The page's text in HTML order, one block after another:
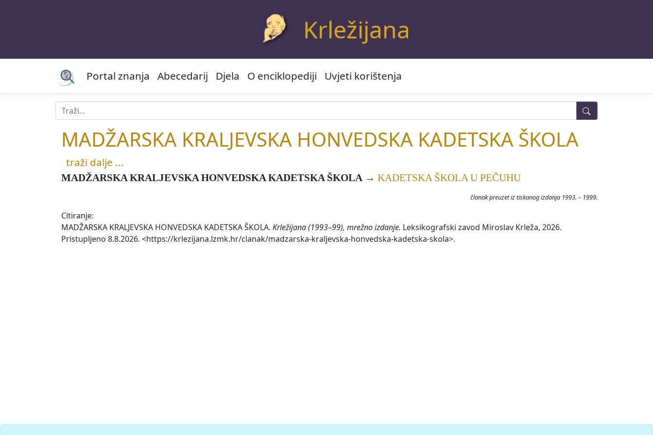
Krležijana
Portal znanja Abecedarij Djela O enciklopediji Uvjeti korištenja
MADŽARSKA KRALJEVSKA HONVEDSKA KADETSKA ŠKOLA
traži dalje ...
MADŽARSKA KRALJEVSKA HONVEDSKA KADETSKA ŠKOLA → KADETSKA ŠKOLA U PEČUHU
članak preuzet iz tiskanog izdanja 1993. – 1999.
Citiranje:
MADŽARSKA KRALJEVSKA HONVEDSKA KADETSKA ŠKOLA. Krležijana (1993–99), mrežno izdanje. Leksikografski zavod Miroslav Krleža, 2026.
Pristupljeno 8.8.2026. <https://krlezijana.lzmk.hr/clanak/madzarska-kraljevska-honvedska-kadetska-skola>.